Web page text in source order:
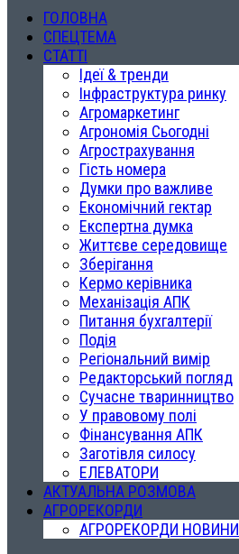
ГОЛОВНА
СПЕЦТЕМА
СТАТТІ
Ідеї & тренди
Інфраструктура ринку
Агромаркетинг
Агрономія Сьогодні
Агрострахування
Гість номера
Думки про важливе
Економічний гектар
Експертна думка
Життєве середовище
Зберігання
Кермо керівника
Механізація АПК
Питання бухгалтерії
Подія
Регіональний вимір
Редакторський погляд
Сучасне тваринництво
У правовому полі
Фінансування АПК
Заготівля силосу
ЕЛЕВАТОРИ
АКТУАЛЬНА РОЗМОВА
АГРОРЕКОРДИ
АГРОРЕКОРДИ НОВИНИ